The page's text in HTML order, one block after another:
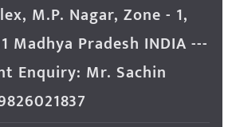
M.P. Nagar, Zone - 1,
Madhya Pradesh INDIA ---
Enquiry: Mr. Sachin